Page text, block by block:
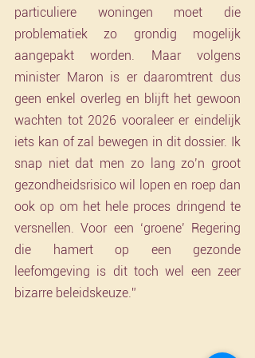
particuliere woningen moet die
problematiek zo grondig mogelijk
aangepakt worden. Maar volgens
minister Maron is er daaromtrent dus
geen enkel overleg en blijft het gewoon
wachten tot 2026 vooraleer er eindelijk
iets kan of zal bewegen in dit dossier. Ik
snap niet dat men zo lang zo’n groot
gezondheidsrisico wil lopen en roep dan
ook op om het hele proces dringend te
versnellen. Voor een ‘groene’ Regering
die hamert op een gezonde
leefomgeving is dit toch wel een zeer
bizarre beleidskeuze.”